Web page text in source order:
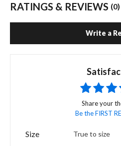
RATINGS & REVIEWS (0)
Write a
Share your
Be the FIRST
Size True to size